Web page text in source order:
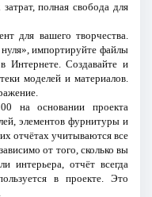
полная свобода для
для вашего творчества.
импортируйте файлы
Интернете. Создавайте и
моделей и материалов.
на основании проекта
элементов фурнитуры и
отчётах учитываются все
от того, сколько вы
интерьера, отчёт всегда
в проекте. Это